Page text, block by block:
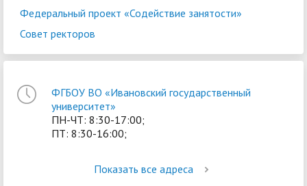
Федеральный проект «Содействие занятости»
Совет ректоров
ФГБОУ ВО «Ивановский государственный
университет»
ПН-ЧТ: 8:30-17:00;
ПТ: 8:30-16:00;
Показать все адреса